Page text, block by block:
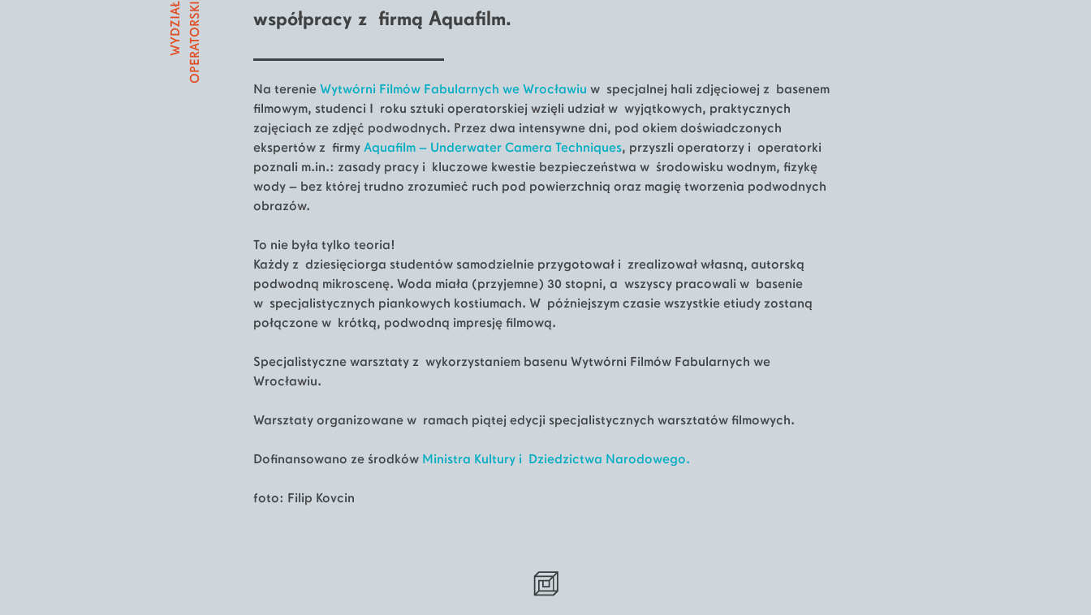
WYDZIAŁOPERATORSKI
współpracy z firmą Aquafilm.
Na terenie Wytwórni Filmów Fabularnych we Wrocławiu w specjalnej hali zdjęciowej z basenem
filmowym, studenci I roku sztuki operatorskiej wzięli udział w wyjątkowych, praktycznych
zajęciach ze zdjęć podwodnych. Przez dwa intensywne dni, pod okiem doświadczonych
ekspertów z firmy Aquafilm – Underwater Camera Techniques, przyszli operatorzy i operatorki
poznali m.in.: zasady pracy i kluczowe kwestie bezpieczeństwa w środowisku wodnym, fizykę
wody – bez której trudno zrozumieć ruch pod powierzchnią oraz magię tworzenia podwodnych
obrazów.
To nie była tylko teoria!
Każdy z dziesięciorga studentów samodzielnie przygotował i zrealizował własną, autorską
podwodną mikroscenę. Woda miała (przyjemne) 30 stopni, a wszyscy pracowali w basenie
w specjalistycznych piankowych kostiumach. W późniejszym czasie wszystkie etiudy zostaną
połączone w krótką, podwodną impresję filmową.
Specjalistyczne warsztaty z wykorzystaniem basenu Wytwórni Filmów Fabularnych we
Wrocławiu.
Warsztaty organizowane w ramach piątej edycji specjalistycznych warsztatów filmowych.
Dofinansowano ze środków Ministra Kultury i Dziedzictwa Narodowego.
foto: Filip Kovcin